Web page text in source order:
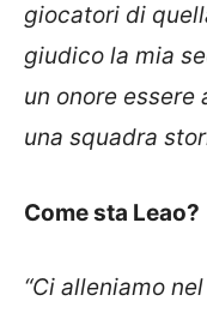
giocatori di
giudico la mia
un onore
una squadra
Come sta Leao?
“Ci alleniamo